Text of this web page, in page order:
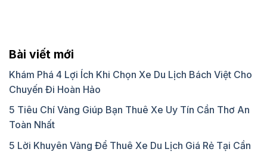
Bài viết mới
Khám Phá 4 Lợi Ích Khi Chọn Xe Du Lịch Bách Việt Cho
Chuyến Đi Hoàn Hảo
5 Tiêu Chí Vàng Giúp Bạn Thuê Xe Uy Tín Cần Thơ An
Toàn Nhất
5 Lời Khuyên Vàng Để Thuê Xe Du Lịch Giá Rẻ Tại Cần